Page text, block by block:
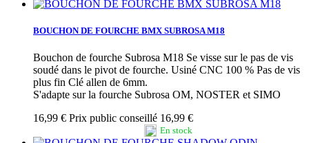
BOUCHON DE FOURCHE BMX SUBROSA M18
Bouchon de fourche Subrosa M18 Se visse sur le pas de vis
soudé dans le pivot de fourche. Usiné CNC 100 % Pas de vis
plus fin Clé allen de 6mm.
S'adapte sur la fourche Subrosa OM, NOSTER et SIMO
16,99 € Prix public conseillé 16,99 €
En stock